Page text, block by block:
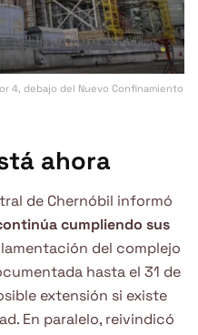
4, debajo del Nuevo Confinamiento
ahora
de Chernóbil informó
cumpliendo sus
del complejo
hasta el 31 de
extensión si existe
En paralelo, reivindicó